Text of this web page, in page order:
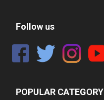
Follow us
POPULAR CATEGORY